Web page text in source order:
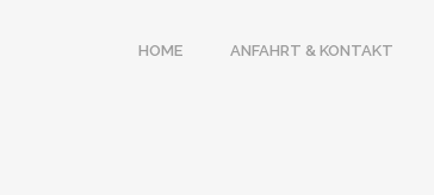
HOME ANFAHRT & KONTAKT